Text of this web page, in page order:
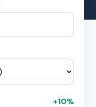
+10%